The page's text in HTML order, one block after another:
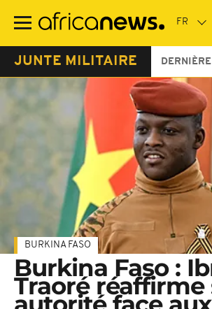
contenu
JUNTE MILITAIRE
BURKINA FASO
Burkina Faso :
Traoré réaffirme